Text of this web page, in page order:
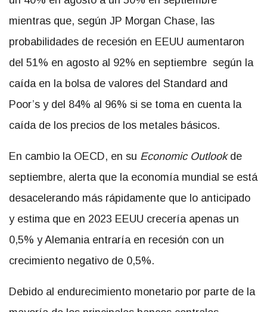
mientras que, según JP Morgan Chase, las
probabilidades de recesión en EEUU aumentaron
del 51% en agosto al 92% en septiembre según la
caída en la bolsa de valores del Standard and
Poor’s y del 84% al 96% si se toma en cuenta la
caída de los precios de los metales básicos.
En cambio la OECD, en su Economic Outlookde
septiembre, alerta que la economía mundial se está
desacelerando más rápidamente que lo anticipado
y estima que en 2023 EEUU crecería apenas un
0,5% y Alemania entraría en recesión con un
crecimiento negativo de 0,5%.
Debido al endurecimiento monetario por parte de la